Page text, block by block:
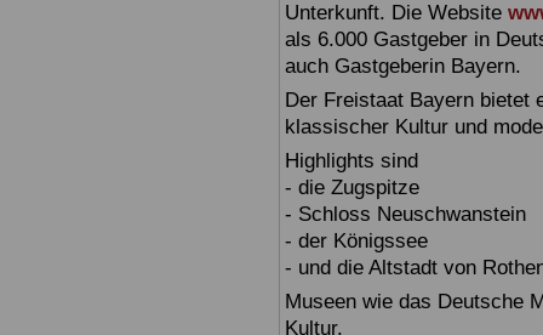
Unterkunft. Die Website
als 6.000 Gastgeber in
auch Gastgeberin Bayern.
Der Freistaat Bayern bietet
klassischer Kultur und
Highlights sind
- die Zugspitze
- Schloss Neuschwanstein
- der Königssee
- und die Altstadt von
Museen wie das Deutsche
Kultur.